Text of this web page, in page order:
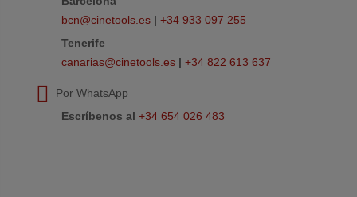
bcn@cinetools.es | +34 933 097 255
Tenerife
canarias@cinetools.es | +34 822 613 637
Por WhatsApp
Escríbenos al +34 654 026 483